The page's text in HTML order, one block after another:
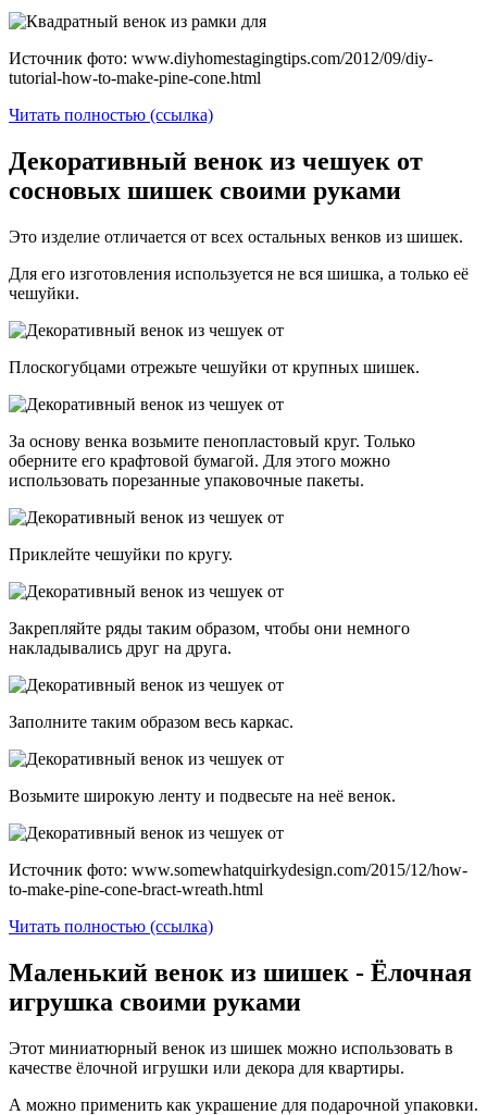
Источник фото: www.diyhomestagingtips.com/2012/09/diy-
tutorial-how-to-make-pine-cone.html
Читать полностью (ссылка)
Декоративный венок из чешуек от
сосновых шишек своими руками
Это изделие отличается от всех остальных венков из шишек.
Для его изготовления используется не вся шишка, а только её
чешуйки.
Плоскогубцами отрежьте чешуйки от крупных шишек.
За основу венка возьмите пенопластовый круг. Только
оберните его крафтовой бумагой. Для этого можно
использовать порезанные упаковочные пакеты.
Приклейте чешуйки по кругу.
Закрепляйте ряды таким образом, чтобы они немного
накладывались друг на друга.
Заполните таким образом весь каркас.
Возьмите широкую ленту и подвесьте на неё венок.
Источник фото: www.somewhatquirkydesign.com/2015/12/how-
to-make-pine-cone-bract-wreath.html
Читать полностью (ссылка)
Маленький венок из шишек - Ёлочная
игрушка своими руками
Этот миниатюрный венок из шишек можно использовать в
качестве ёлочной игрушки или декора для квартиры.
А можно применить как украшение для подарочной упаковки.